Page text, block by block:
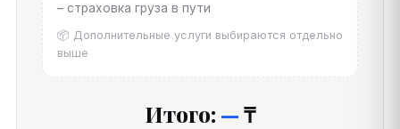
– страховка груза в пути
📦 Дополнительные услуги выбираются отдельно
выше
Итого: —₸